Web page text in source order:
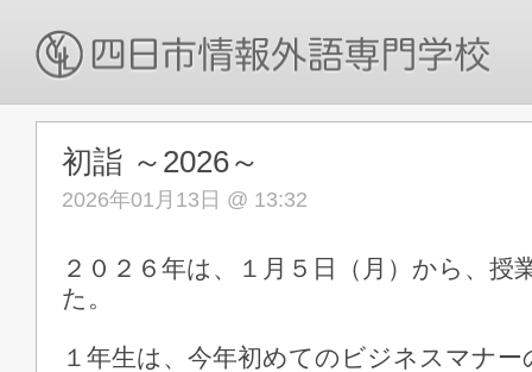
初詣 ～2026～
2026年01月13日 @ 13:32
２０２６年は、１月５日（月）から、授
た。
１年生は、今年初めてのビジネスマナー